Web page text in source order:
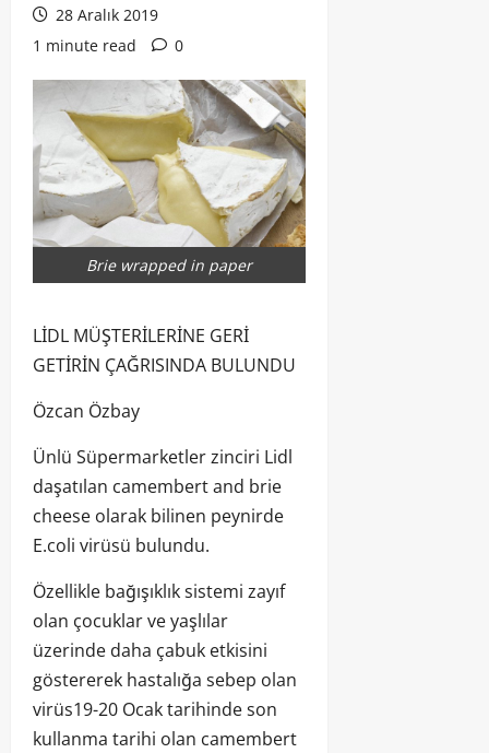
28 Aralık 2019
1 minute read
0
Brie wrapped in paper
LİDL MÜŞTERİLERİNE GERİ
GETİRİN ÇAĞRISINDA BULUNDU
Özcan Özbay
Ünlü Süpermarketler zinciri Lidl
daşatılan camembert and brie
cheese olarak bilinen peynirde
E.coli virüsü bulundu.
Özellikle bağışıklık sistemi zayıf
olan çocuklar ve yaşlılar
üzerinde daha çabuk etkisini
göstererek hastalığa sebep olan
virüs19-20 Ocak tarihinde son
kullanma tarihi olan camembert